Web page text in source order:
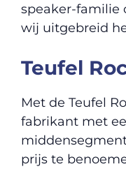
speaker-familie
wij uitgebreid
Teufel
Met de Teufel
fabrikant met
prijs te